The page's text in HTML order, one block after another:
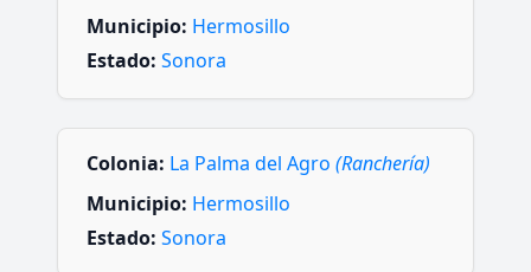
Municipio: Hermosillo
Estado: Sonora
Colonia: La Palma del Agro (Ranchería)
Municipio: Hermosillo
Estado: Sonora